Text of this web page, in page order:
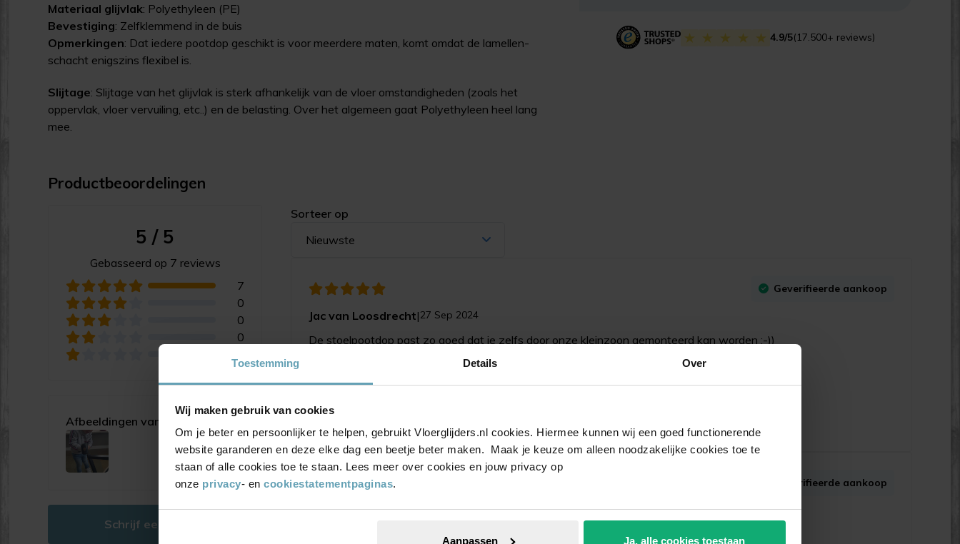
Toestemming Details Over
Wij maken gebruik van cookies
Om je beter en persoonlijker te helpen, gebruikt Vloerglijders.nl cookies. Hiermee kunnen wij een goed functionerende
website garanderen en deze elke dag een beetje beter maken. Maak je keuze om alleen noodzakelijke cookies toe te
staan of alle cookies toe te staan. Lees meer over cookies en jouw privacy op
onze privacy- en cookiestatementpaginas.
Aanpassen Ja, alle cookies toestaan
Materiaal glijvlak: Polyethyleen (PE)
Bevestiging: Zelfklemmend in de buis
Opmerkingen: Dat iedere pootdop geschikt is voor meerdere maten, komt omdat de lamellen-
schacht enigszins flexibel is.
Slijtage: Slijtage van het glijvlak is sterk afhankelijk van de vloer omstandigheden (zoals het
oppervlak, vloer vervuiling, etc..) en de belasting. Over het algemeen gaat Polyethyleen heel lang
mee.
4.9/5(17.500+ reviews)
Productbeoordelingen
5 / 5
Gebasseerd op 7 reviews
7
0
0
0
Afbeeldingen van klanten
Schrijf een review
Sorteer op
Nieuwste
Geverifieerde aankoop
Jac van Loosdrecht|27 Sep 2024
De stoelpootdop past zo goed dat ie zelfs door onze kleinzoon gemonteerd kan worden :-))
Geverifieerde aankoop
H.M.C. Diepeveen|25 Aug 2023
Zeer goede en degelijke dopjes voor onder de tuinstoelen